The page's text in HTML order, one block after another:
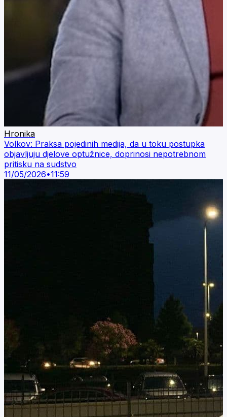
Hronika
Volkov: Praksa pojedinih medija, da u toku postupka
objavljuju djelove optužnice, doprinosi nepotrebnom
pritisku na sudstvo
11/05/2026•11:59